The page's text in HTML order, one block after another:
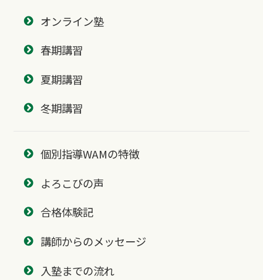
オンライン塾
春期講習
夏期講習
冬期講習
個別指導WAMの特徴
よろこびの声
合格体験記
講師からのメッセージ
入塾までの流れ